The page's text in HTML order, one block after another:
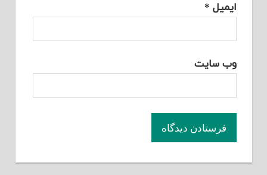
ایمیل *
وب‌ سایت